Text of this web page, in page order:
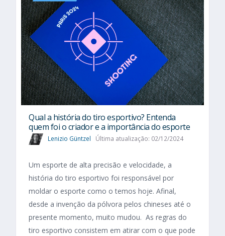
Qual a história do tiro esportivo? Entenda
quem foi o criador e a importância do esporte
Lenizio Güntzel Última atualização: 02/12/2024
Um esporte de alta precisão e velocidade, a
história do tiro esportivo foi responsável por
moldar o esporte como o temos hoje. Afinal,
desde a invenção da pólvora pelos chineses até o
presente momento, muito mudou. As regras do
tiro esportivo consistem em atirar com o que pode